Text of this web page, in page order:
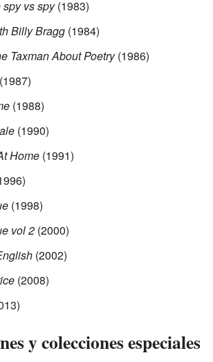
vs spy(1983)
Billy Bragg (1984)
Taxman About Poetry(1986)
(1987)
(1988)
(1990)
Home (1991)
(1998)
vol 2 (2000)
(2002)
(2008)
y colecciones especiales